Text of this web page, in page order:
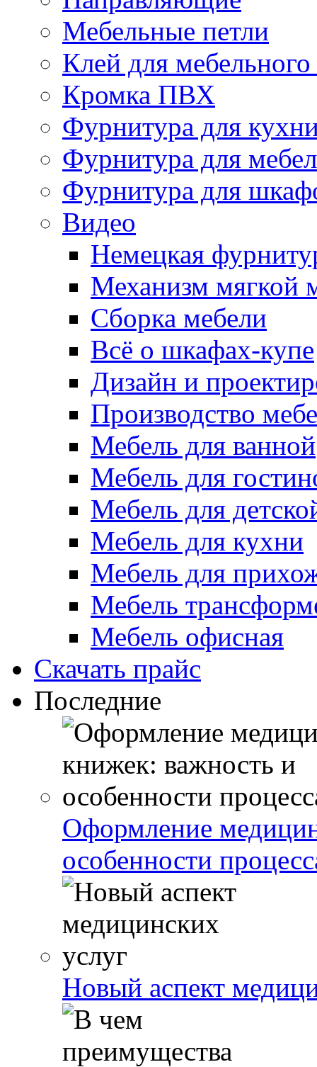
Мебельные петли
Клей для мебельного
Кромка ПВХ
Фурнитура для
Фурнитура для
Фурнитура для
Видео
Немецкая
Механизм мягкой
Сборка мебели
Всё о шкафах-купе
Дизайн и
Производство
Мебель для ванной
Мебель для
Мебель для
Мебель для кухни
Мебель для
Мебель
Мебель офисная
Скачать прайс
Последние
Оформление
особенности
Новый аспект